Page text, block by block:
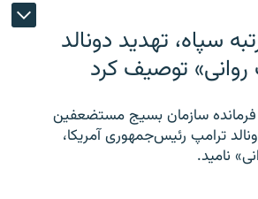
سپاه، تهدید دونالد
توصیف کرد
سازمان بسیج مستضعفین
ترامپ رئیس‌جمهوری آمریکا،
نامید.